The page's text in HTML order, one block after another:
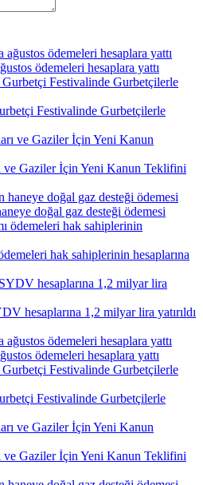
ödemeleri hesaplara yattı
Festivalinde Gurbetçilerle
ve Gaziler İçin Yeni Kanun Teklifini
doğal gaz desteği ödemesi
hak sahiplerinin hesaplarına
hesaplarına 1,2 milyar lira yatırıldı
ödemeleri hesaplara yattı
Festivalinde Gurbetçilerle
ve Gaziler İçin Yeni Kanun Teklifini